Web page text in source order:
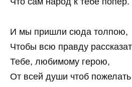
И мы пришли сюда толпою,
Чтобы всю правду
Тебе, любимому герою,
От всей души чтоб пожелать